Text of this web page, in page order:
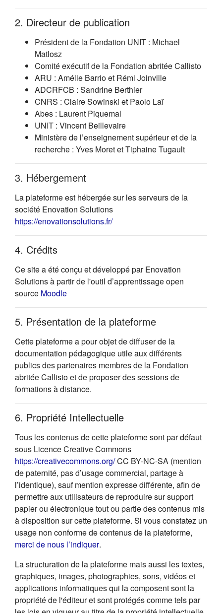
2. Directeur de publication
Président de la Fondation UNIT : Michael
Matlosz
Comité exécutif de la Fondation abritée Callisto
ARU : Amélie Barrio et Rémi Joinville
ADCRFCB : Sandrine Berthier
CNRS : Claire Sowinski et Paolo Laï
Abes : Laurent Piquemal
UNIT : Vincent Beillevaire
Ministère de l’enseignement supérieur et de la
recherche : Yves Moret et Tiphaine Tugault
3. Hébergement
La plateforme est hébergée sur les serveurs de la
société Enovation Solutions
https://enovationsolutions.fr/(s'ouvre dans un nouvel onglet)
4. Crédits
Ce site a été conçu et développé par Enovation
Solutions à partir de l'outil d’apprentissage open
source Moodle(s'ouvre dans un nouvel onglet)
5. Présentation de la plateforme
Cette plateforme a pour objet de diffuser de la
documentation pédagogique utile aux différents
publics des partenaires membres de la Fondation
abritée Callisto et de proposer des sessions de
formations à distance.
6. Propriété Intellectuelle
Tous les contenus de cette plateforme sont par défaut
sous Licence Creative Commons
https://creativecommons.org/(s'ouvre dans un nouvel
CC BY-NC-SA (mention
de paternité, pas d’usage commercial, partage à
l’identique), sauf mention expresse différente, afin de
permettre aux utilisateurs de reproduire sur support
papier ou électronique tout ou partie des contenus mis
à disposition sur cette plateforme. Si vous constatez un
usage non conforme de contenus de la plateforme,
merci de nous l’indiquer(s'ouvre dans un nouvel onglet)
.
La structuration de la plateforme mais aussi les textes,
graphiques, images, photographies, sons, vidéos et
applications informatiques qui la composent sont la
propriété de l'éditeur et sont protégés comme tels par